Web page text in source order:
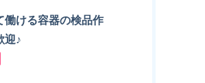
働ける容器の検品作
迎♪